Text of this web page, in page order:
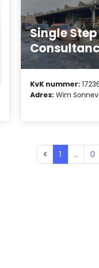
Single Step
KvK nummer:
Adres: Wim
1 ... 0